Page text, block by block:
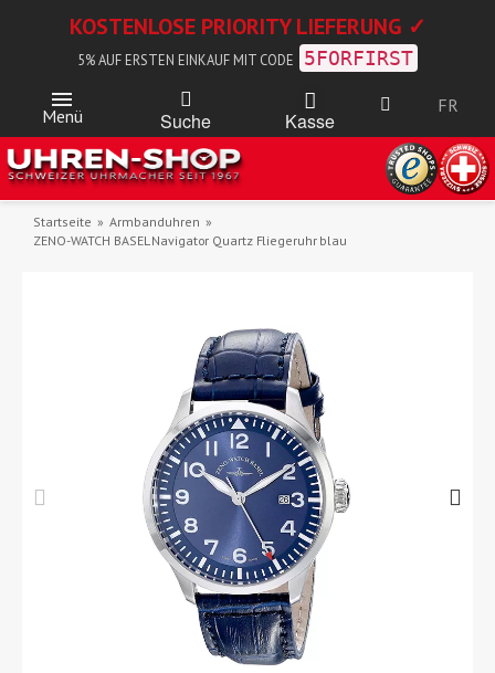
KOSTENLOSE PRIORITY LIEFERUNG ✓
5% AUF ERSTEN EINKAUF MIT CODE 5FORFIRST
Menü Suche Kasse
FR
Startseite
Armbanduhren
ZENO-WATCH BASEL Navigator Quartz Fliegeruhr blau